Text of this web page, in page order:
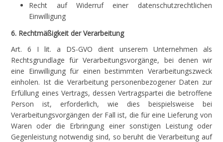
Recht auf Widerruf einer datenschutzrechtlichen
Einwilligung
6. Rechtmäßigkeit der Verarbeitung
Art. 6 I lit. a DS-GVO dient unserem Unternehmen als
Rechtsgrundlage für Verarbeitungsvorgänge, bei denen wir
eine Einwilligung für einen bestimmten Verarbeitungszweck
einholen. Ist die Verarbeitung personenbezogener Daten zur
Erfüllung eines Vertrags, dessen Vertragspartei die betroffene
Person ist, erforderlich, wie dies beispielsweise bei
Verarbeitungsvorgängen der Fall ist, die für eine Lieferung von
Waren oder die Erbringung einer sonstigen Leistung oder
Gegenleistung notwendig sind, so beruht die Verarbeitung auf